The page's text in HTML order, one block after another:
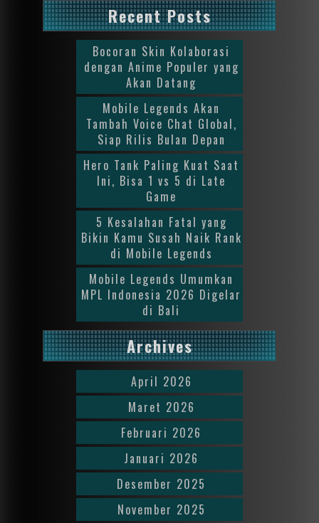
Recent Posts
Bocoran Skin Kolaborasi
dengan Anime Populer yang
Akan Datang
Mobile Legends Akan
Tambah Voice Chat Global,
Siap Rilis Bulan Depan
Hero Tank Paling Kuat Saat
Ini, Bisa 1 vs 5 di Late
Game
5 Kesalahan Fatal yang
Bikin Kamu Susah Naik Rank
di Mobile Legends
Mobile Legends Umumkan
MPL Indonesia 2026 Digelar
di Bali
Archives
April 2026
Maret 2026
Februari 2026
Januari 2026
Desember 2025
November 2025